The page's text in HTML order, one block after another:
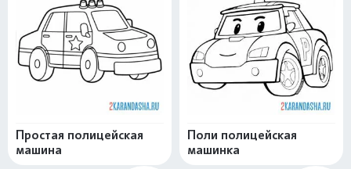
Простая полицейская
машина
Поли полицейская
машинка